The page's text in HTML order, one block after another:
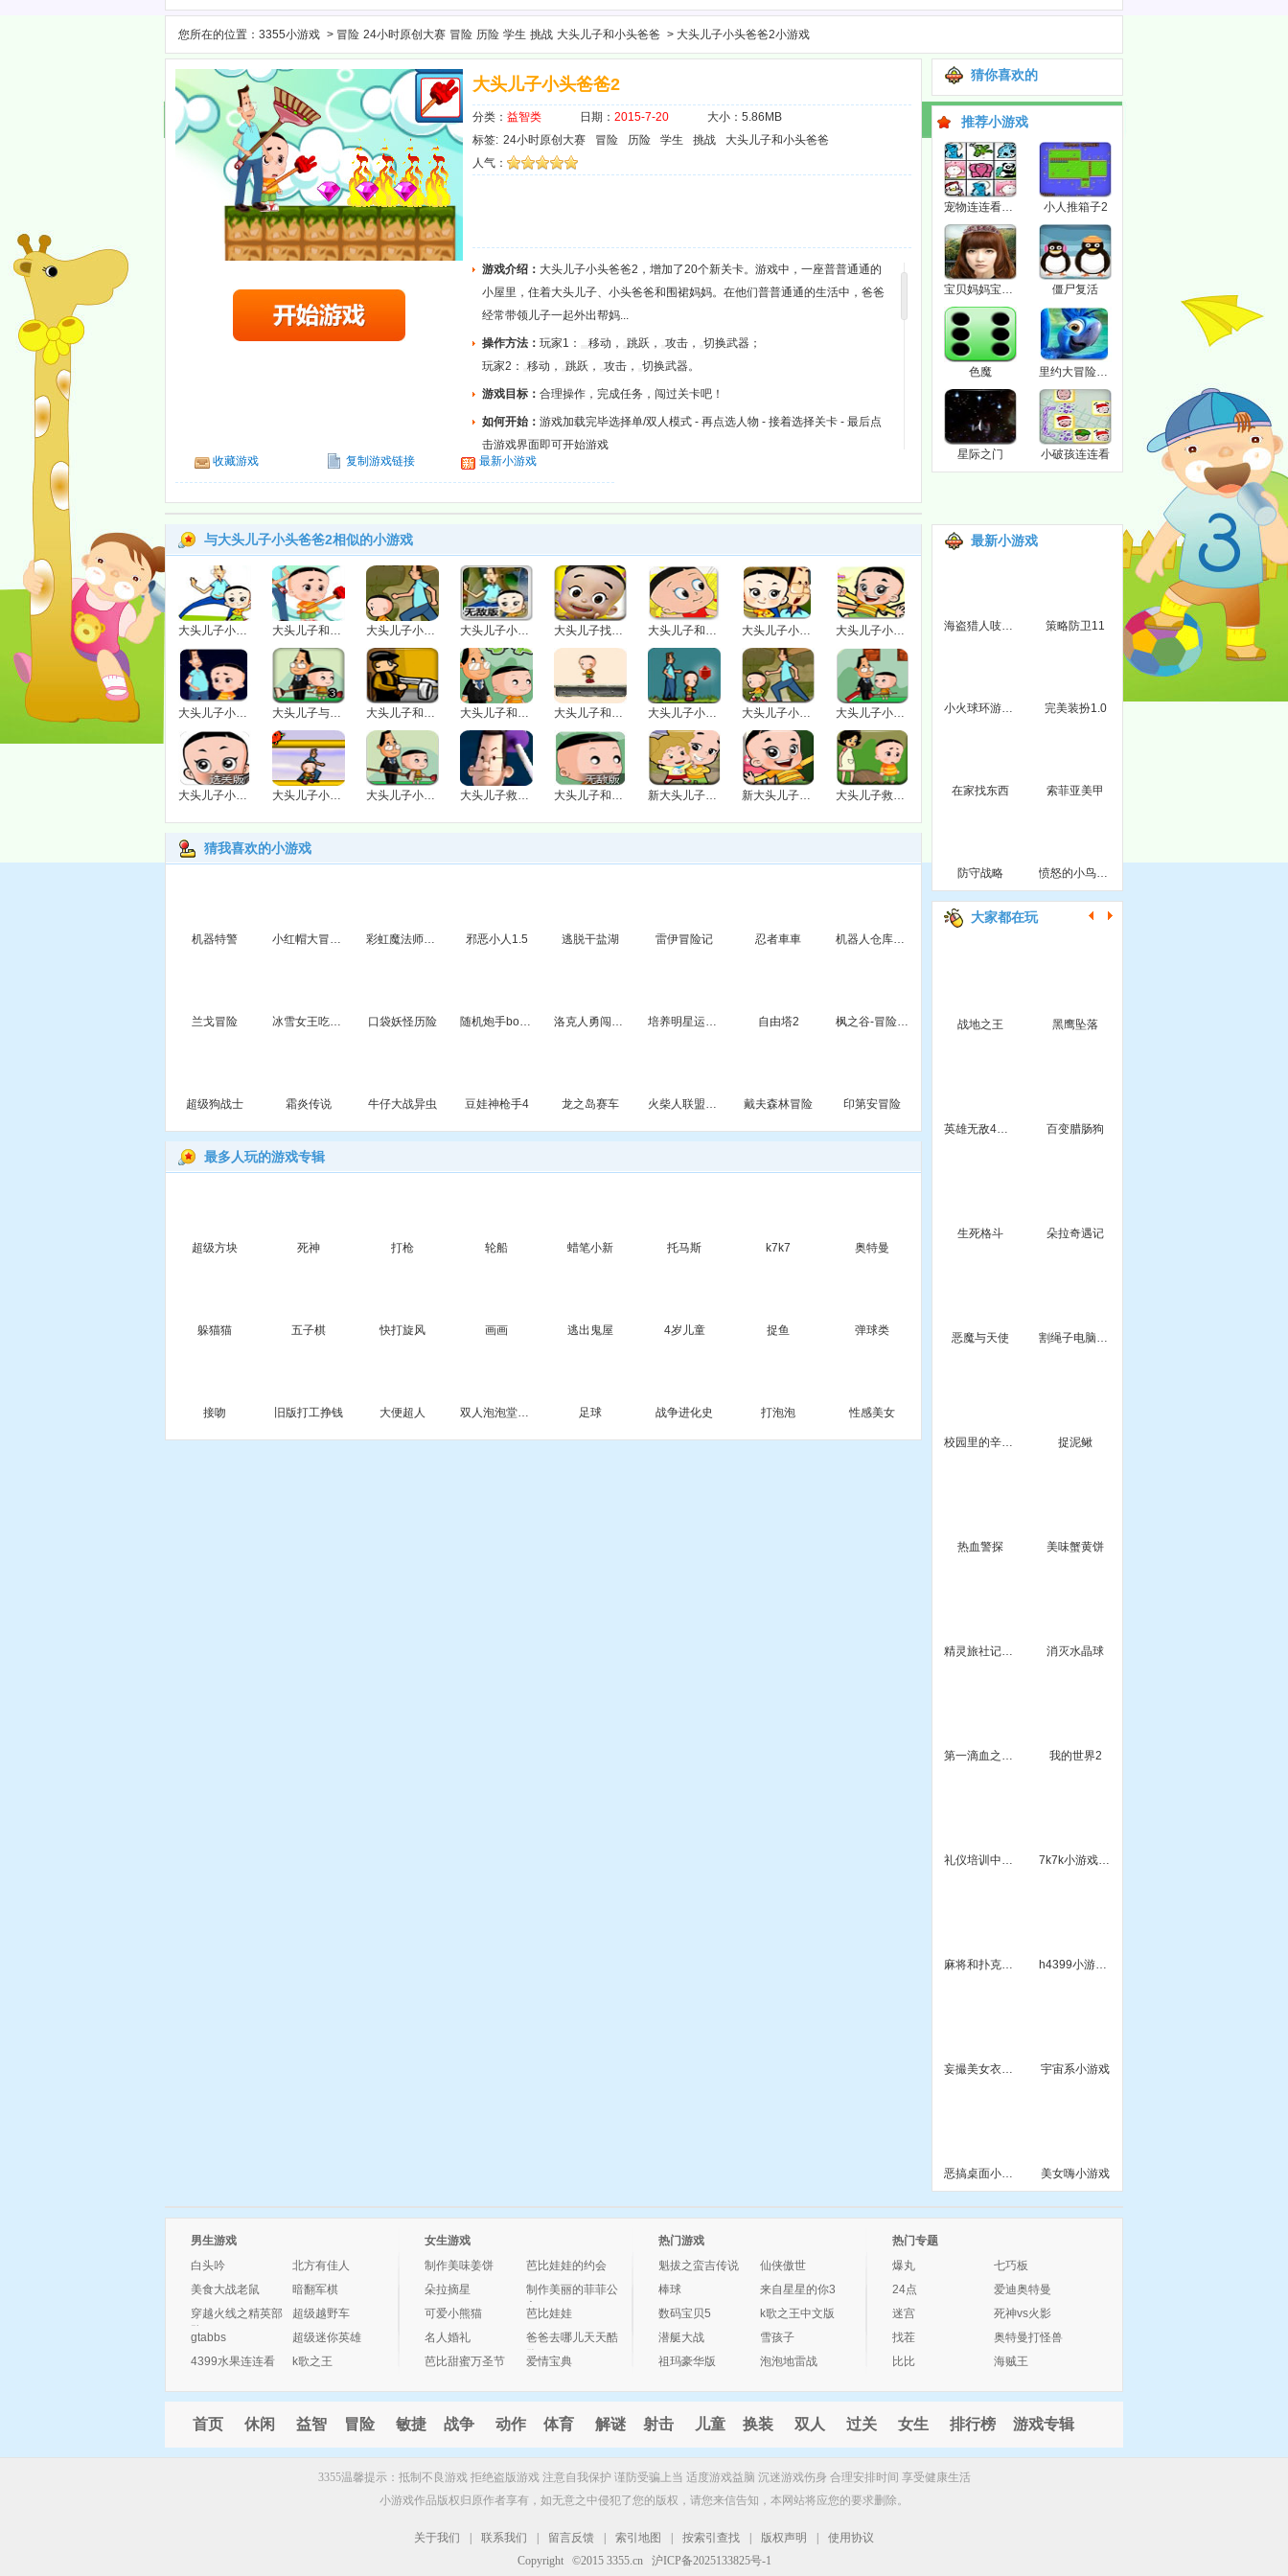
您所在的位置： 3355小游戏 > 冒险 24小时原创大赛 冒险 历险 学生 挑战 大头儿子和小头爸爸 > 大头儿子小头爸爸2小游戏
大头儿子小头爸爸2
分类： 益智类 日期： 2015-7-20
大小：5.86MB
标签: 24小时原创大赛 冒险 历险 学生 挑战
大头儿子和小头爸爸
人气：
游戏介绍： 大头儿子小头爸爸2，增加了20个新关卡。游戏中，一座普普通通的
小屋里，住着大头儿子、小头爸爸和围裙妈妈。在他们普普通通的生活中，爸爸
经常带领儿子一起外出帮妈...
操作方法： 玩家1： 移动， 跳跃， 攻击，
切换武器；
玩家2：
移动， 跳跃， 攻击， 切换武器。
游戏目标： 合理操作，完成任务，闯过关卡吧！
如何开始： 游戏加载完毕选择单/双人模式 - 再点选人物 - 接着选择关卡 - 最后点
击游戏界面即可开始游戏
收藏游戏
复制游戏链接 最新小游戏
猜你喜欢的
推荐小游戏
宠物连连看3.1 小人推箱子2
宝贝妈妈宝贝女 僵尸复活
色魔 里约大冒险找数字2
星际之门 小破孩连连看
与大头儿子小头爸爸2相似的小游戏
大头儿子小头爸爸2无敌版 大头儿子和小头爸爸2无敌版 大头儿子小头爸爸2选关版 大头儿子小头爸爸无敌版 大头儿子找小头爸爸 大头儿子和小头爸爸吃水果大冒险 大头儿子小头爸爸 大头儿子小头爸爸天天酷跑
大头儿子小头爸爸黑暗迷宫 大头儿子与小头爸爸 大头儿子和小头爸爸 大头儿子和小头爸爸3 大头儿子和小头爸爸下一百层 大头儿子小头爸爸父子闯关 大头儿子小头爸爸森林大冒险 大头儿子小头爸爸3无敌版
大头儿子小头爸爸父子闯关选关版 大头儿子小头爸爸大冒险 大头儿子小头爸爸3 大头儿子救爸爸2 大头儿子和小头爸爸3无敌版 新大头儿子和小头爸爸 新大头儿子和小头爸爸选关版 大头儿子救老爸2
猜我喜欢的小游戏
机器特警 小红帽大冒险关卡全开版 彩虹魔法师中文版 邪恶小人1.5 逃脱干盐湖 雷伊冒险记 忍者車車 机器人仓库变态版
兰戈冒险 冰雪女王吃豆豆 口袋妖怪历险 随机炮手boss战 洛克人勇闯恶魔岛 培养明星运动员 自由塔2 枫之谷-冒险故事
超级狗战士 霜炎传说 牛仔大战异虫 豆娃神枪手4 龙之岛赛车 火柴人联盟1.1 戴夫森林冒险 印第安冒险
最多人玩的游戏专辑
超级方块 死神 打枪 轮船 蜡笔小新 托马斯 k7k7 奥特曼
躲猫猫 五子棋 快打旋风 画画 逃出鬼屋 4岁儿童 捉鱼 弹球类
接吻 旧版打工挣钱 大便超人 双人泡泡堂3升级版 足球 战争进化史 打泡泡 性感美女
最新小游戏
海盗猎人吱吱版 策略防卫11
小火球环游太空 完美装扮1.0
在家找东西 索菲亚美甲
防守战略 愤怒的小鸟躲陨石
大家都在玩
战地之王 黑鹰坠落
英雄无敌4无敌版 百变腊肠狗
生死格斗 朵拉奇遇记
恶魔与天使 割绳子电脑版1.2
校园里的辛德瑞拉 捉泥鳅
热血警探 美味蟹黄饼
精灵旅社记忆卡 消灭水晶球
第一滴血之史泰龙 我的世界2
礼仪培训中的小游戏 7k7k小游戏塔防hai
麻将和扑克小游戏 h4399小游戏排
妄撮美女衣服小游戏 宇宙系小游戏
恶搞桌面小游戏 美女嗨小游戏
男生游戏
白头吟
北方有佳人
美食大战老鼠
暗翻军棋
穿越火线之精英部
队
超级越野车
gtabbs
超级迷你英雄
4399水果连连看
k歌之王
女生游戏
制作美味姜饼
芭比娃娃的约会
朵拉摘星
制作美丽的菲菲公
主
可爱小熊猫
芭比娃娃
名人婚礼
爸爸去哪儿天天酷
跑
芭比甜蜜万圣节 爱情宝典
热门游戏
魁拔之蛮吉传说
仙侠傲世
棒球
来自星星的你3
数码宝贝5
k歌之王中文版
潜艇大战
雪孩子
祖玛豪华版
泡泡地雷战
热门专题
爆丸
七巧板
24点
爱迪奥特曼
迷宫
死神vs火影
找茬
奥特曼打怪兽
比比
海贼王
首页 休闲 益智 冒险 敏捷 战争 动作 体育 解谜 射击 儿童 换装 双人 过关 女生 排行榜 游戏专辑
3355温馨提示：抵制不良游戏 拒绝盗版游戏 注意自我保护 谨防受骗上当 适度游戏益脑 沉迷游戏伤身 合理安排时间 享受健康生活
小游戏作品版权归原作者享有，如无意之中侵犯了您的版权，请您来信告知，本网站将应您的要求删除。
关于我们 联系我们 留言反馈 索引地图 按索引查找 版权声明
使用协议
Copyright ©2015 3355.cn 沪ICP备2025133825号-1